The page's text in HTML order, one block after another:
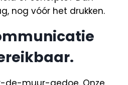
nog vóór het drukken.